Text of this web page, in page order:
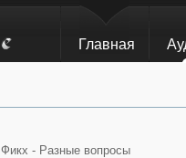
Главная
Фикх - Разные вопросы